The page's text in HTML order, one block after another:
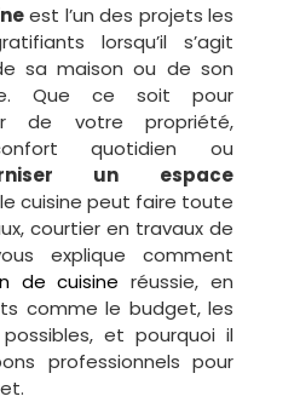
est l’un des projets les
lorsqu’il s’agit
sa maison ou de son
Que ce soit pour
de votre propriété,
quotidien ou
un espace
cuisine peut faire toute
courtier en travaux de
explique comment
de cuisine réussie, en
comme le budget, les
et pourquoi il
professionnels pour